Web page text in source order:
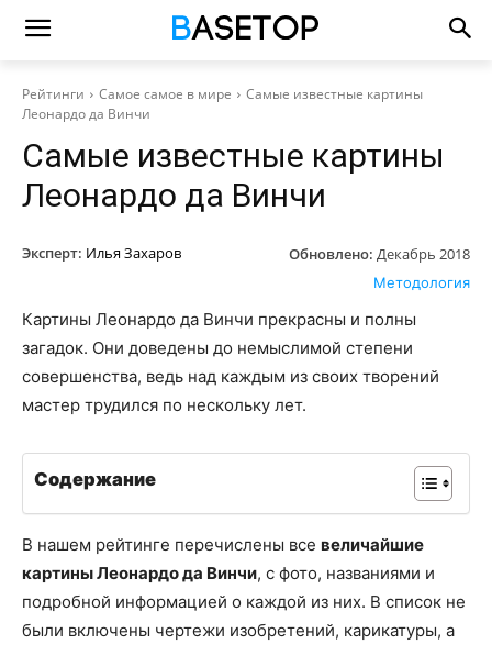
Рейтинги Самое самое в мире
Самые известные картины
Леонардо да Винчи
Самые известные картины
Леонардо да Винчи
Эксперт: Илья Захаров Обновлено: Декабрь 2018
Методология
Картины Леонардо да Винчи прекрасны и полны
загадок. Они доведены до немыслимой степени
совершенства, ведь над каждым из своих творений
мастер трудился по нескольку лет.
Содержание
В нашем рейтинге перечислены все величайшие
картины Леонардо да Винчи, с фото, названиями и
подробной информацией о каждой из них. В список не
были включены чертежи изобретений, карикатуры, а